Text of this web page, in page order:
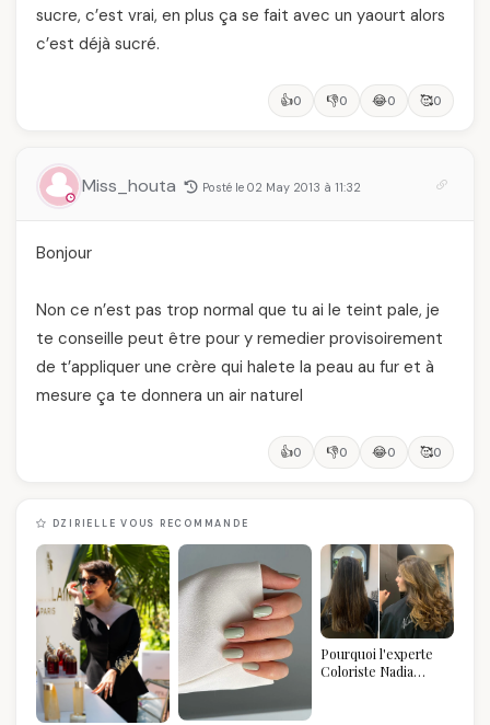
sucre, c’est vrai, en plus ça se fait avec un yaourt alors
c’est déjà sucré.
👍0 👎0 😂0 🥰0
Miss_houta Posté le 02 May 2013 à 11:32
Bonjour
Non ce n’est pas trop normal que tu ai le teint pale, je
te conseille peut être pour y remedier provisoirement
de t’appliquer une crère qui halete la peau au fur et à
mesure ça te donnera un air naturel
👍0 👎0 😂0 🥰0
DZIRIELLE VOUS RECOMMANDE
Pourquoi l'experte
Coloriste Nadia